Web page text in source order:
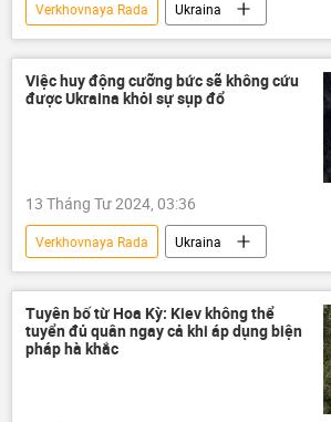
Verkhovnaya Rada
Ukraina
Vladimir Zelensky
Thế giới
thông tin
Chính trị
Việc huy động cưỡng bức sẽ không cứu
được Ukraina khỏi sự sụp đổ
13 Tháng Tư 2024, 03:36
Verkhovnaya Rada
Ukraina
Chiến dịch quân sự đặc biệt tại Ukraina
Cuộc khủng hoảng ở Ukraina
quân lính
Thế giới
lực lượng vũ trang
Tuyên bố từ Hoa Kỳ: Kiev không thể
tuyển đủ quân ngay cả khi áp dụng biện
pháp hà khắc